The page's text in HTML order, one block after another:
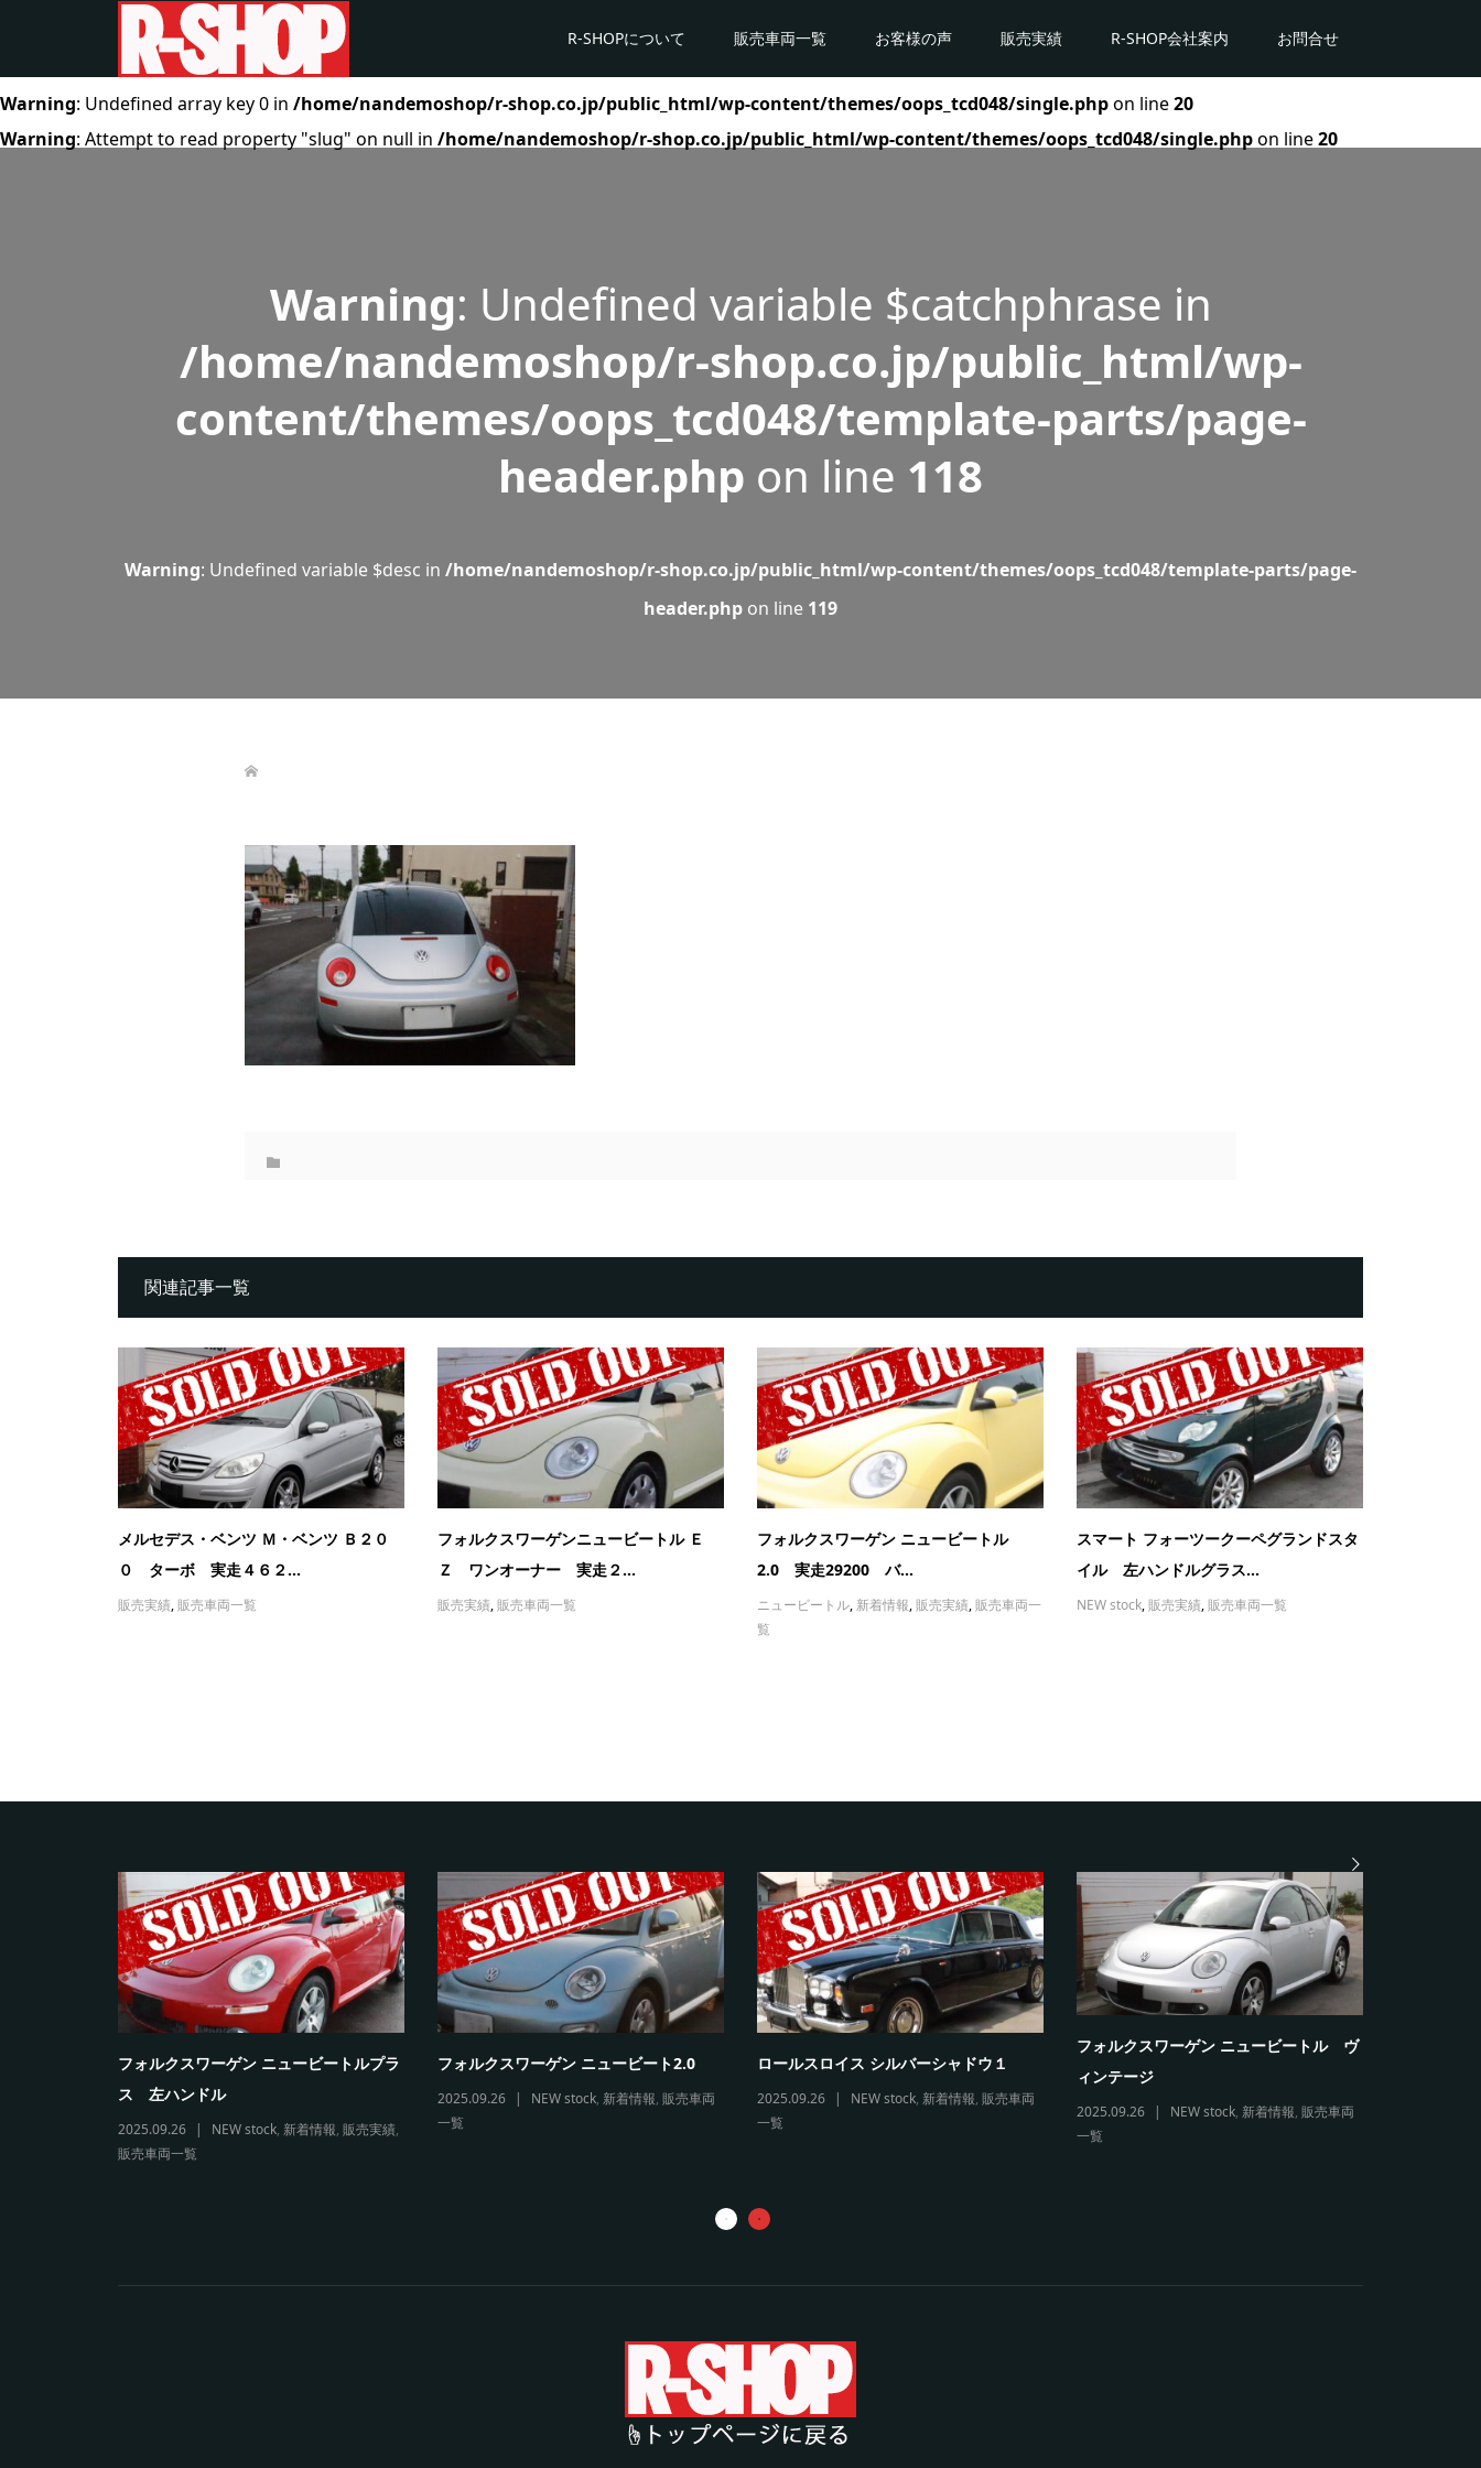
R-SHOPについて 販売車両一覧 お客様の声 販売実績 R-SHOP会社案内 お問合せ
Warning: Undefined array key 0 in /home/nandemoshop/r-shop.co.jp/public_html/wp-content/themes/oops_tcd048/single.phpon line20
Warning: Attempt to read property "slug" on null in /home/nandemoshop/r-shop.co.jp/public_html/wp-content/themes/oops_tcd048/single.phpon line20
Warning: Undefined variable $catchphrase in
/home/nandemoshop/r-shop.co.jp/public_html/wp-
content/themes/oops_tcd048/template-parts/page-
header.php on line 118
Warning: Undefined variable $desc in /home/nandemoshop/r-shop.co.jp/public_html/wp-content/themes/oops_tcd048/template-parts/page-
header.php on line 119
関連記事一覧
メルセデス・ベンツ Ｍ・ベンツ Ｂ２０
０ ターボ 実走４６２...
販売実績,販売車両一覧
フォルクスワーゲンニュービートル Ｅ
Ｚ ワンオーナー 実走２...
販売実績,販売車両一覧
フォルクスワーゲン ニュービートル
2.0 実走29200 バ...
ニュービートル, 新着情報,販売実績,販売車両一
覧
スマート フォーツークーペグランドスタ
イル 左ハンドルグラス...
NEW stock,販売実績,販売車両一覧
フォルクスワーゲン ニュービートルプラ
ス 左ハンドル
2025.09.26 NEW stock, 新着情報, 販売実績,
販売車両一覧
フォルクスワーゲン ニュービート2.0
2025.09.26 NEW stock, 新着情報, 販売車両
一覧
ロールスロイス シルバーシャドウ１
2025.09.26 NEW stock, 新着情報, 販売車両
一覧
フォルクスワーゲン ニュービートル ヴ
ィンテージ
2025.09.26 NEW stock, 新着情報, 販売車両
一覧